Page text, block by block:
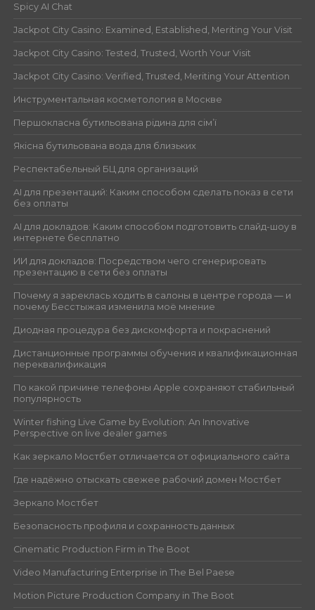
Spicy AI Chat
Jackpot City Casino: Examined, Established, Meriting Your Visit
Jackpot City Casino: Tested, Trusted, Worth Your Visit
Jackpot City Casino: Verified, Trusted, Meriting Your Attention
Инструментальная косметология в Москве
Першокласна бутильована рідина для сім’ї
Якісна бутильована вода для близьких
Респектабельный БЦ для организаций
AI для презентаций: Каким способом сделать показ в сети
без оплаты
AI для докладов: Каким способом подготовить слайд-шоу в
интернете бесплатно
ИИ для докладов: Посредством чего сгенерировать
презентацию в сети без оплаты
Почему я зареклась ходить в салоны в центре города — и
почему Бесстыжая изменила моё мнение
Диодная процедура без дискомфорта и покраснений
Дистанционные программы обучения и квалификационная
переквалификация
По какой причине телефоны Apple сохраняют стабильный
популярность
Winter fishing Live Game by Evolution: An Innovative
Perspective on live dealer games
Как зеркало Мостбет отличается от официального сайта
Где надёжно отыскать свежее рабочий домен Мостбет
Зеркало Мостбет
Безопасность профиля и сохранность данных
Cinematic Production Firm in The Boot
Video Manufacturing Enterprise in The Bel Paese
Motion Picture Production Company in The Boot